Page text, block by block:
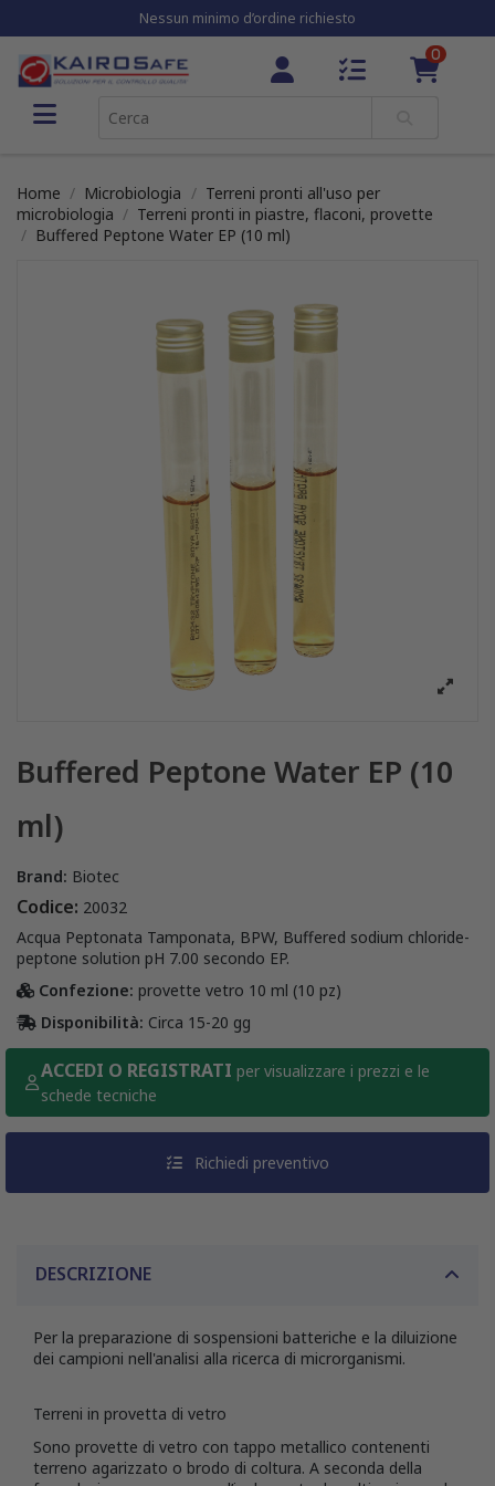
Nessun minimo d’ordine richiesto
0
Home Microbiologia
Terreni pronti all'uso per
microbiologia
Terreni pronti in piastre, flaconi, provette
Buffered Peptone Water EP (10 ml)
Buffered Peptone Water EP (10
ml)
Brand: Biotec
Codice: 20032
Acqua Peptonata Tamponata, BPW, Buffered sodium chloride-
peptone solution pH 7.00 secondo EP.
Confezione: provette vetro 10 ml (10 pz)
Disponibilità: Circa 15-20 gg
ACCEDI O REGISTRATI per visualizzare i prezzi e le
schede tecniche
Richiedi preventivo
DESCRIZIONE
Per la preparazione di sospensioni batteriche e la diluizione
dei campioni nell'analisi alla ricerca di microrganismi.
Terreni in provetta di vetro
Sono provette di vetro con tappo metallico contenenti
terreno agarizzato o brodo di coltura. A seconda della